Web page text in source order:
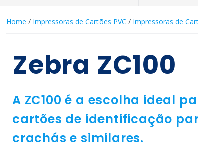
Home / Impressoras de Cartões PVC / Impressoras de
Zebra ZC100
A ZC100 é a escolha ideal
cartões de identificação
crachás e similares.